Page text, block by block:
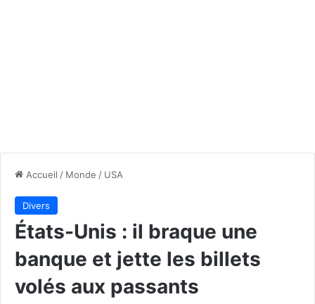
Accueil / Monde / USA
Divers
États-Unis : il braque une
banque et jette les billets
volés aux passants